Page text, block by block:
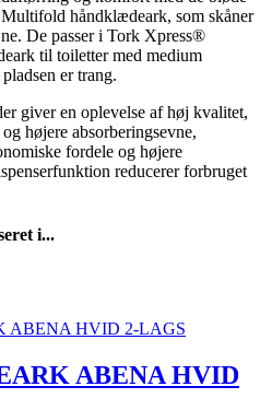
håndklædeark, som skåner
De passer i Tork Xpress®
til toiletter med medium
er trang.
giver en oplevelse af høj kvalitet,
højere absorberingsevne,
fordele og højere
reducerer forbruget
i...
ABENA HVID